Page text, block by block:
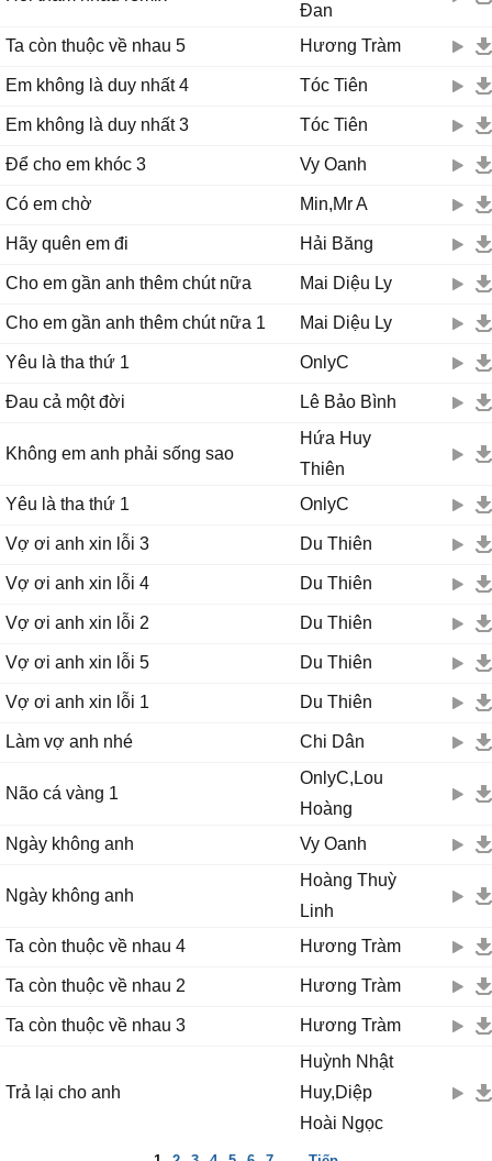
Đan
Ta còn thuộc về nhau 5
Hương Tràm
Em không là duy nhất 4 Tóc Tiên
Em không là duy nhất 3 Tóc Tiên
Để cho em khóc 3 Vy Oanh
Có em chờ Min,Mr A
Hãy quên em đi Hải Băng
Cho em gần anh thêm chút nữa Mai Diệu Ly
Cho em gần anh thêm chút nữa 1 Mai Diệu Ly
Yêu là tha thứ 1 OnlyC
Đau cả một đời Lê Bảo Bình
Không em anh phải sống sao
Hứa Huy
Thiên
Yêu là tha thứ 1
OnlyC
Vợ ơi anh xin lỗi 3 Du Thiên
Vợ ơi anh xin lỗi 4 Du Thiên
Vợ ơi anh xin lỗi 2 Du Thiên
Vợ ơi anh xin lỗi 5 Du Thiên
Vợ ơi anh xin lỗi 1 Du Thiên
Làm vợ anh nhé Chi Dân
Não cá vàng 1
OnlyC,Lou
Hoàng
Ngày không anh
Vy Oanh
Ngày không anh
Hoàng Thuỳ
Linh
Ta còn thuộc về nhau 4
Hương Tràm
Ta còn thuộc về nhau 2 Hương Tràm
Ta còn thuộc về nhau 3 Hương Tràm
Trả lại cho anh
Huỳnh Nhật
Huy,Diệp
Hoài Ngọc